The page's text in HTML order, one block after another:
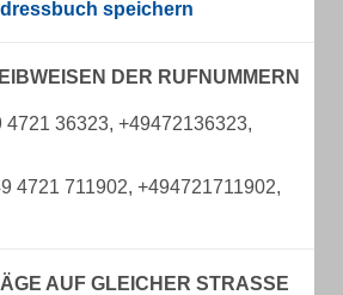
speichern
DER RUFNUMMERN
4721 36323, +49472136323,
4721 711902, +494721711902,
AUF GLEICHER STRASSE